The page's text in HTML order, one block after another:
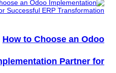
How to Choose an Odoo
Partner for